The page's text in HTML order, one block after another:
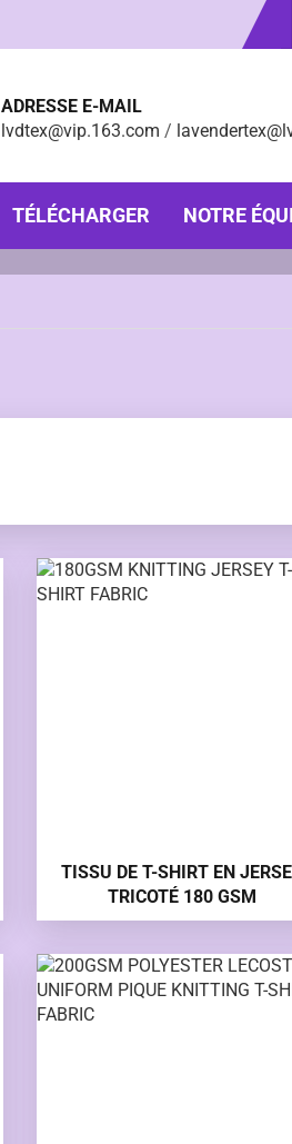
ADRESSE E-MAIL
lvdtex@vip.163.com /
TÉLÉCHARGER NOTRE
TISSU DE T-SHIRT EN
TRICOTÉ 180 GSM